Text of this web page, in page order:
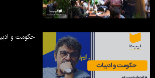
حکومت و